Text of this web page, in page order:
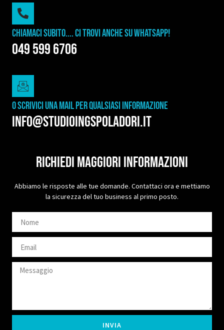
Chiamaci subito.... ci trovi anche su whatsapp!
049 599 6706
O SCRIVICI UNA MAIL PER QUALSIASI INFORMAZIONE
info@studioingspoladori.it
Richiedi maggiori informazioni
Abbiamo le risposte alle tue domande. Contattaci ora e mettiamo
la sicurezza del tuo business al primo posto.
INVIA